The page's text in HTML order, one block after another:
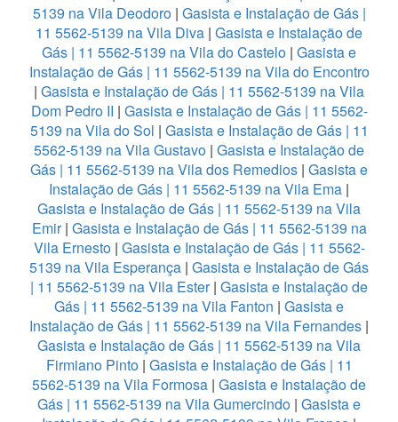
5139 na Vila Deodoro| Gasista e Instalação de Gás |
11 5562-5139 na Vila Diva | Gasista e Instalação de
Gás | 11 5562-5139 na Vila do Castelo | Gasista e
Instalação de Gás | 11 5562-5139 na Vila do Encontro
| Gasista e Instalação de Gás | 11 5562-5139 na Vila
Dom Pedro II | Gasista e Instalação de Gás | 11 5562-
5139 na Vila do Sol | Gasista e Instalação de Gás | 11
5562-5139 na Vila Gustavo | Gasista e Instalação de
Gás | 11 5562-5139 na Vila dos Remedios | Gasista e
Instalação de Gás | 11 5562-5139 na Vila Ema |
Gasista e Instalação de Gás | 11 5562-5139 na Vila
Emir| Gasista e Instalação de Gás | 11 5562-5139 na
Vila Ernesto| Gasista e Instalação de Gás | 11 5562-
5139 na Vila Esperança | Gasista e Instalação de Gás
| 11 5562-5139 na Vila Ester| Gasista e Instalação de
Gás | 11 5562-5139 na Vila Fanton | Gasista e
Instalação de Gás | 11 5562-5139 na Vila Fernandes |
Gasista e Instalação de Gás | 11 5562-5139 na Vila
Firmiano Pinto| Gasista e Instalação de Gás | 11
5562-5139 na Vila Formosa | Gasista e Instalação de
Gás | 11 5562-5139 na Vila Gumercindo | Gasista e